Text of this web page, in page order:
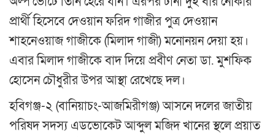
প্রার্থী হিসেবে দেওয়ান ফরিদ গাজীর পুত্র দেওয়ান
শাহনেওয়াজ গাজীকে (মিলাদ গাজী) মনোনয়ন দেয়া হয়।
এবার মিলাদ গাজীকে বাদ দিয়ে প্রবীণ নেতা ডা. মুশফিক
হোসেন চৌধুরীর উপর আস্থা রেখেছে দল।
হবিগঞ্জ-২ (বানিয়াচং-আজমিরীগঞ্জ) আসনে দলের জাতীয়
পরিষদ সদস্য এডভোকেট আব্দুল মজিদ খানের স্থলে প্রয়াত